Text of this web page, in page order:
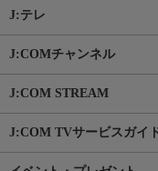
J:テレ
J:COMチャンネル
J:COM STREAM
J:COM TVサービスガイ